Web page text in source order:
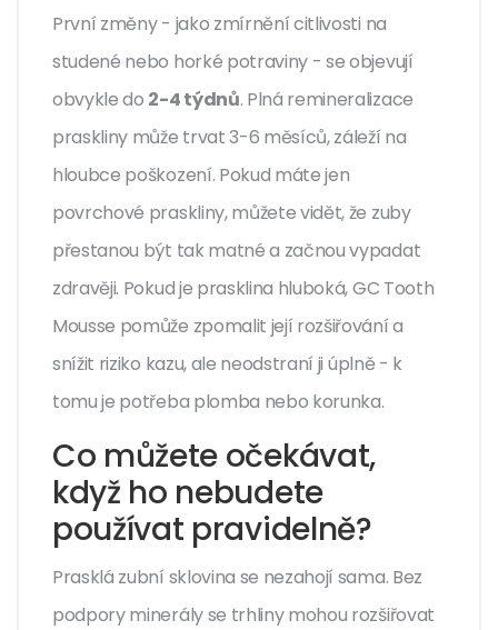
První změny - jako zmírnění citlivosti na
studené nebo horké potraviny - se objevují
obvykle do 2-4 týdnů. Plná remineralizace
praskliny může trvat 3-6 měsíců, záleží na
hloubce poškození. Pokud máte jen
povrchové praskliny, můžete vidět, že zuby
přestanou být tak matné a začnou vypadat
zdravěji. Pokud je prasklina hluboká, GC Tooth
Mousse pomůže zpomalit její rozšiřování a
snížit riziko kazu, ale neodstraní ji úplně - k
tomu je potřeba plomba nebo korunka.
Co můžete očekávat,
když ho nebudete
používat pravidelně?
Prasklá zubní sklovina se nezahojí sama. Bez
podpory minerály se trhliny mohou rozšiřovat